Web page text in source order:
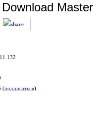
Download Master
132
(подписаться)